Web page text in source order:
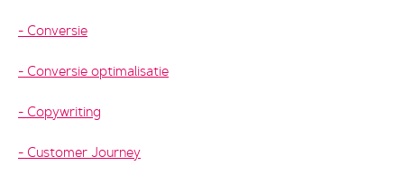
Conversie
Conversie optimalisatie
Copywriting
Customer Journey